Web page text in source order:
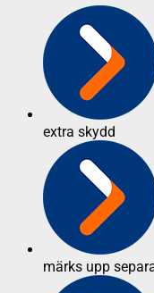
extra skydd
märks upp